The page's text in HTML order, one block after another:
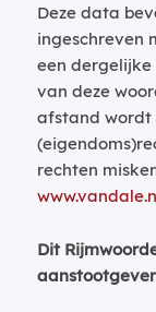
Deze data
ingeschreven
een
van deze
afstand wordt
rechten
Dit